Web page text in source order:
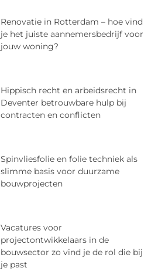
Renovatie in Rotterdam – hoe vind
je het juiste aannemersbedrijf voor
jouw woning?
Hippisch recht en arbeidsrecht in
Deventer betrouwbare hulp bij
contracten en conflicten
Spinvliesfolie en folie techniek als
slimme basis voor duurzame
bouwprojecten
Vacatures voor
projectontwikkelaars in de
bouwsector zo vind je de rol die bij
je past